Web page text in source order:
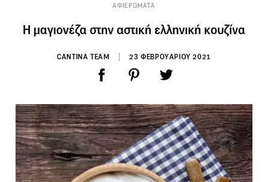
ΑΦΙΕΡΩΜΑΤΑ
H μαγιονέζα στην αστική ελληνική κουζίνα
CANTINA TEAM 23 ΦΕΒΡΟΥΑΡΙΟΥ 2021